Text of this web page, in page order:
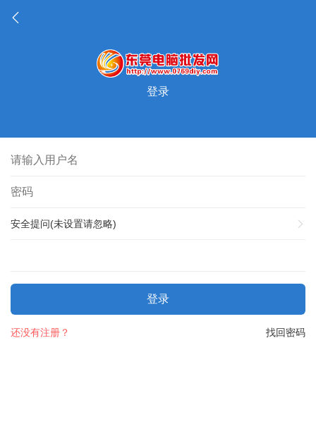
登录
安全提问(未设置请忽略)
登录
找回密码
还没有注册？